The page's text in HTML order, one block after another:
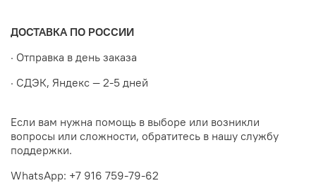
ДОСТАВКА ПО РОССИИ
· Отправка в день заказа
· СДЭК, Яндекс — 2-5 дней
Если вам нужна помощь в выборе или возникли
вопросы или сложности, обратитесь в нашу службу
поддержки.
WhatsApp: +7 916 759-79-62